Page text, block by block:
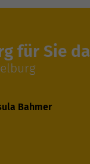
für Sie da
Bahmer